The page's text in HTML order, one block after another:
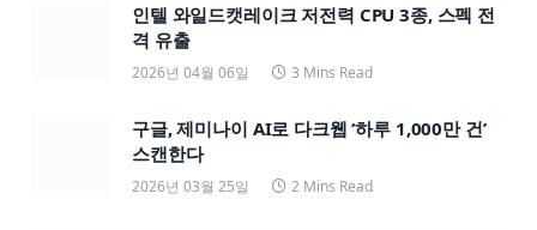
인텔 와일드캣레이크 저전력 CPU 3종, 스펙 전
격 유출
2026년 04월 06일 3 Mins Read
구글, 제미나이 AI로 다크웹 ‘하루 1,000만 건’
스캔한다
2026년 03월 25일 2 Mins Read